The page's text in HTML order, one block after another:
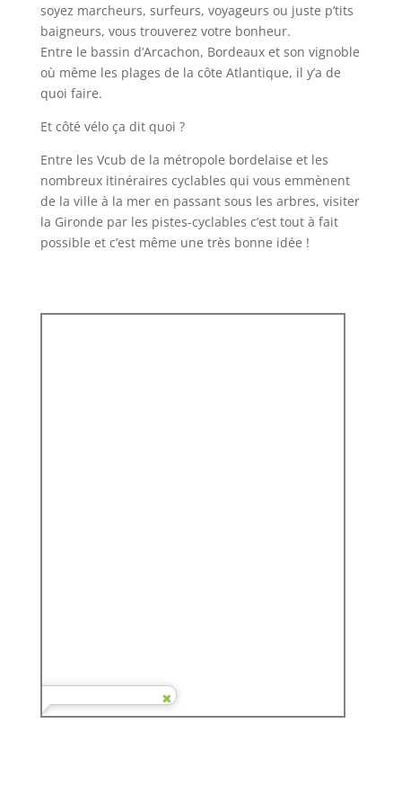
soyez marcheurs, surfeurs, voyageurs ou juste p’tits
baigneurs, vous trouverez votre bonheur.
Entre le bassin d’Arcachon, Bordeaux et son vignoble
où même les plages de la côte Atlantique, il y’a de
quoi faire.
Et côté vélo ça dit quoi ?
Entre les Vcub de la métropole bordelaise et les
nombreux itinéraires cyclables qui vous emmènent
de la ville à la mer en passant sous les arbres, visiter
la Gironde par les pistes-cyclables c’est tout à fait
possible et c’est même une très bonne idée !